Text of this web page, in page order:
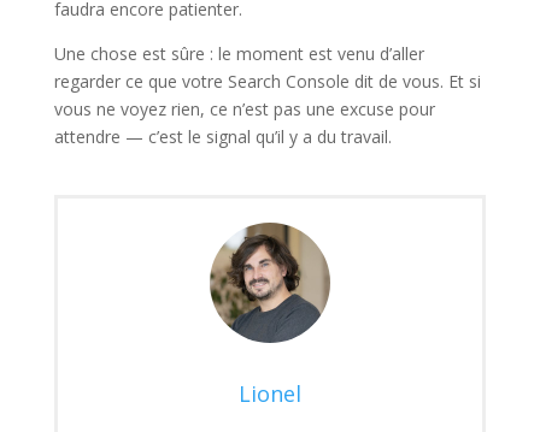
faudra encore patienter.
Une chose est sûre : le moment est venu d’aller
regarder ce que votre Search Console dit de vous. Et si
vous ne voyez rien, ce n’est pas une excuse pour
attendre — c’est le signal qu’il y a du travail.
Lionel